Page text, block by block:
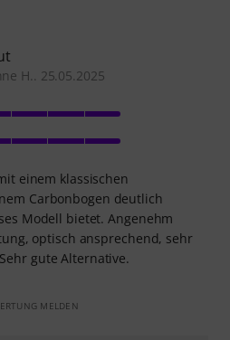
H.. 25.05.2025
einem klassischen
Carbonbogen deutlich
Modell bietet. Angenehm
optisch ansprechend, sehr
gute Alternative.
MELDEN